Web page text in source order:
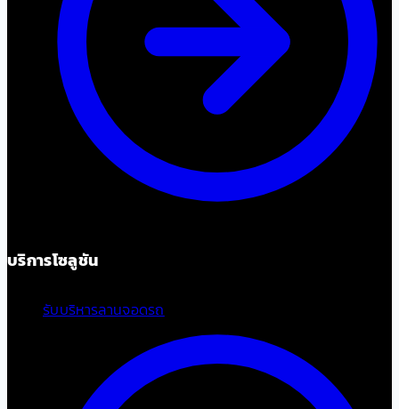
บริการโซลูชัน
รับบริหารลานจอดรถ